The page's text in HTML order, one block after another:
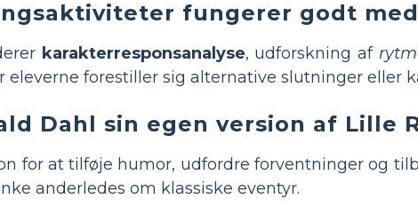
fungerer godt
karakterresponsanalyse, udforskning af
eleverne forestiller sig alternative slutninger eller
Dahl sin egen version af Lille
for at tilføje humor, udfordre forventninger og
anderledes om klassiske eventyr.